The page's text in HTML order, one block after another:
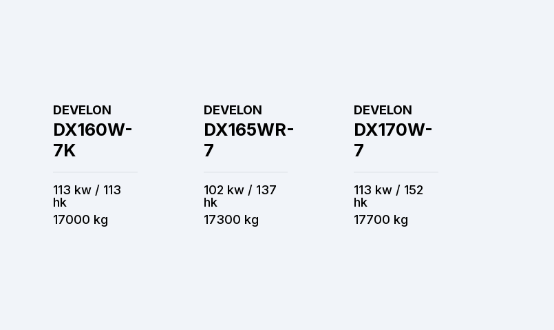
DEVELON
DX160W-
7K
113 kw / 113
hk
17000 kg
DEVELON
DX165WR-
7
102 kw / 137
hk
17300 kg
DEVELON
DX170W-
7
113 kw / 152
hk
17700 kg